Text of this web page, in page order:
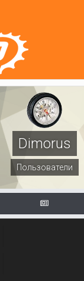
Dimorus
Пользователи